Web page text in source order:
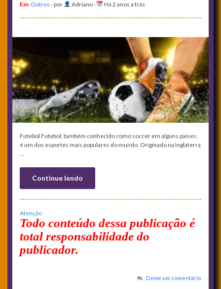
Em: Outros - por Adriano- Há 2 anos a trás
Futebol Futebol, também conhecido como soccer em alguns países,
é um dos esportes mais populares do mundo. Originado na Inglaterra
Continue lendo
Atenção
Todo conteúdo dessa publicação é
total responsabilidade do
publicador.
Deixe um comentário